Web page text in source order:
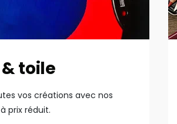
toile
vos créations avec nos
prix réduit.